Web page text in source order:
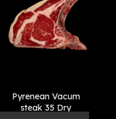
Pyrenean Vacum
steak 35 Dry